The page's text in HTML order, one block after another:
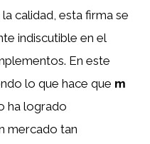
calidad, esta firma se
indiscutible en el
En este
lo que hace que m
ha logrado
mercado tan